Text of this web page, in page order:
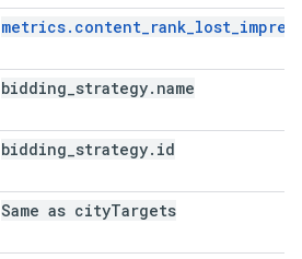
bidding strategy. name
bidding strategy. id
Same as cityTargets